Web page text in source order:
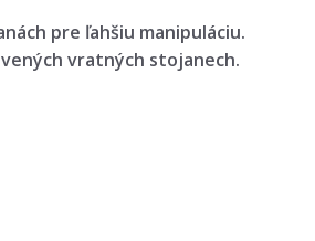
pre ľahšiu manipuláciu.
vratných stojanech.